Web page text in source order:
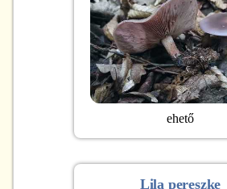
ehető
Lila pereszke